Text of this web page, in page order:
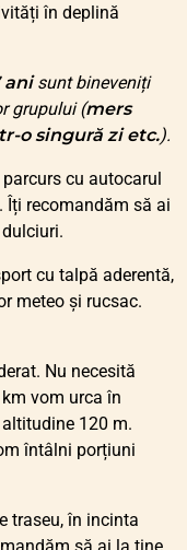
în deplină
anisunt bineveniți
grupului (mers
o singură zi etc.).
cu autocarul
Îți recomandăm să ai
cu talpă aderentă,
meteo și rucsac.
Nu necesită
vom urca în
120 m.
întâlni porțiuni
traseu, în incinta